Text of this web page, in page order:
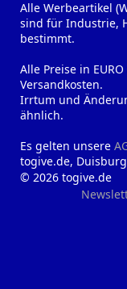
Alle Werbeartikel
sind für Industrie,
bestimmt.
Alle Preise in
Versandkosten.
Irrtum und
ähnlich.
Es gelten unsere
togive.de, Duisburg
© 2026 togive.de